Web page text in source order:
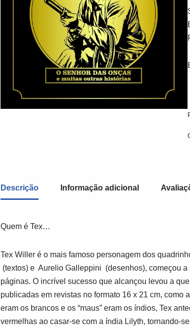
Descrição Informação adicional
Quem é Tex…
Tex Willer é o mais famoso personagem dos
(textos) e Aurelio Galleppini (desenhos), começou
páginas. O incrível sucesso que alcançou levou a
publicadas em revistas no formato 16 x 21 cm, como
eram os brancos e os “maus” eram os índios, Tex
vermelhas ao casar-se com a índia Lilyth, tornando-